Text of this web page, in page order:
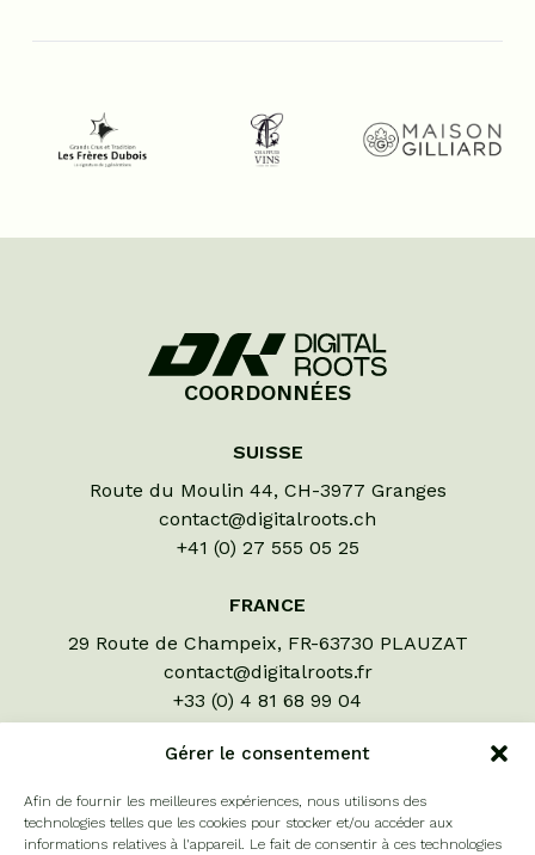
Gérer le consentement
Afin de fournir les meilleures expériences, nous utilisons des
technologies telles que les cookies pour stocker et/ou accéder aux
informations relatives à l'appareil. Le fait de consentir à ces technologies
COORDONNÉES
SUISSE
Route du Moulin 44, CH-3977 Granges
contact@digitalroots.ch
+41 (0) 27 555 05 25
FRANCE
29 Route de Champeix, FR-63730 PLAUZAT
contact@digitalroots.fr
+33 (0) 4 81 68 99 04
Évaluons vos cultures
A propos
Contact